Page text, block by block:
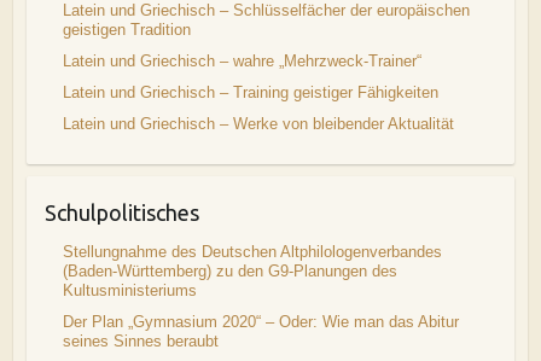
Latein und Griechisch – Schlüsselfächer der europäischen
geistigen Tradition
Latein und Griechisch – wahre „Mehrzweck-Trainer“
Latein und Griechisch – Training geistiger Fähigkeiten
Latein und Griechisch – Werke von bleibender Aktualität
Schulpolitisches
Stellungnahme des Deutschen Altphilologenverbandes
(Baden-Württemberg) zu den G9-Planungen des
Kultusministeriums
Der Plan „Gymnasium 2020“ – Oder: Wie man das Abitur
seines Sinnes beraubt